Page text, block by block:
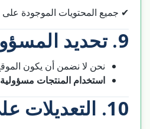
✔ جميع المحتويات الموجودة
9. تحديد المسؤولية
نحن لا نضمن أن يكون
استخدام المنتجات
10. التعديلات على الشروط والأحكام